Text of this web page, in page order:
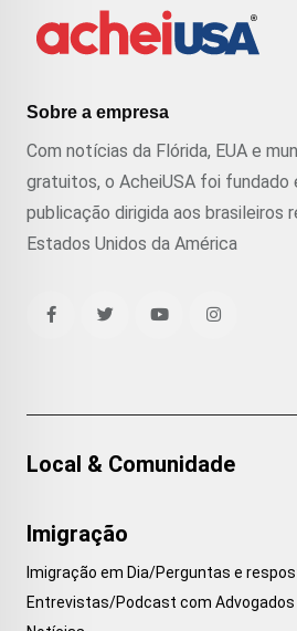
Sobre a empresa
Com notícias da Flórida, EUA e
gratuitos, o AcheiUSA foi fundado
publicação dirigida aos brasileiros
Estados Unidos da América
Local & Comunidade
Imigração
Imigração em Dia/Perguntas e
Entrevistas/Podcast com Advogados